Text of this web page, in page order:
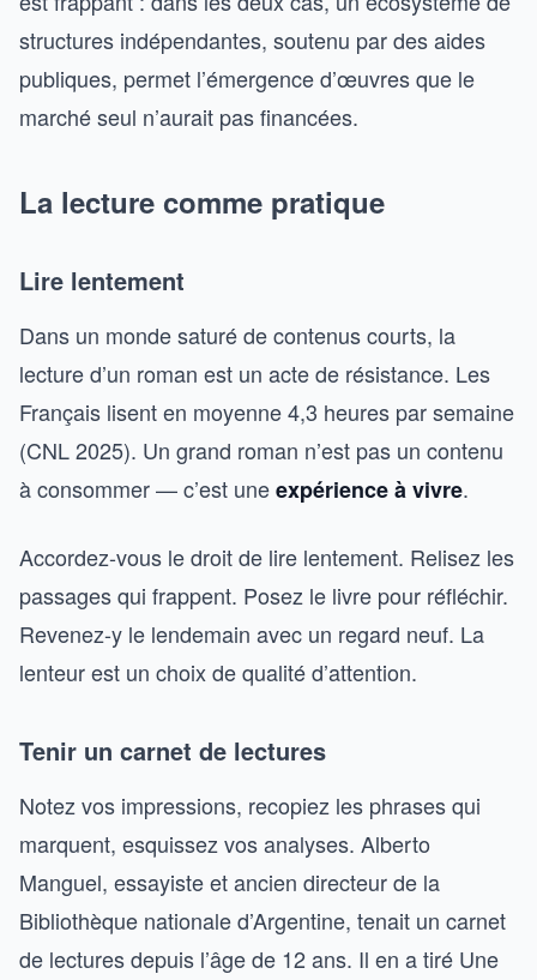
structures indépendantes, soutenu par des aides
publiques, permet l’émergence d’œuvres que le
marché seul n’aurait pas financées.
La lecture comme pratique
Lire lentement
Dans un monde saturé de contenus courts, la
lecture d’un roman est un acte de résistance. Les
Français lisent en moyenne 4,3 heures par semaine
(CNL 2025). Un grand roman n’est pas un contenu
à consommer — c’est uneexpérience à vivre.
Accordez-vous le droit de lire lentement. Relisez les
passages qui frappent. Posez le livre pour réfléchir.
Revenez-y le lendemain avec un regard neuf. La
lenteur est un choix de qualité d’attention.
Tenir un carnet de lectures
Notez vos impressions, recopiez les phrases qui
marquent, esquissez vos analyses. Alberto
Manguel, essayiste et ancien directeur de la
Bibliothèque nationale d’Argentine, tenait un carnet
de lectures depuis l’âge de 12 ans. Il en a tiré Une